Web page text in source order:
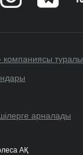
компаниясы туралы
арналады
АҚ